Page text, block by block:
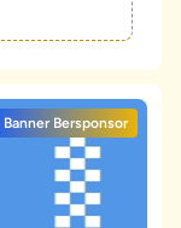
Banner Bersponsor